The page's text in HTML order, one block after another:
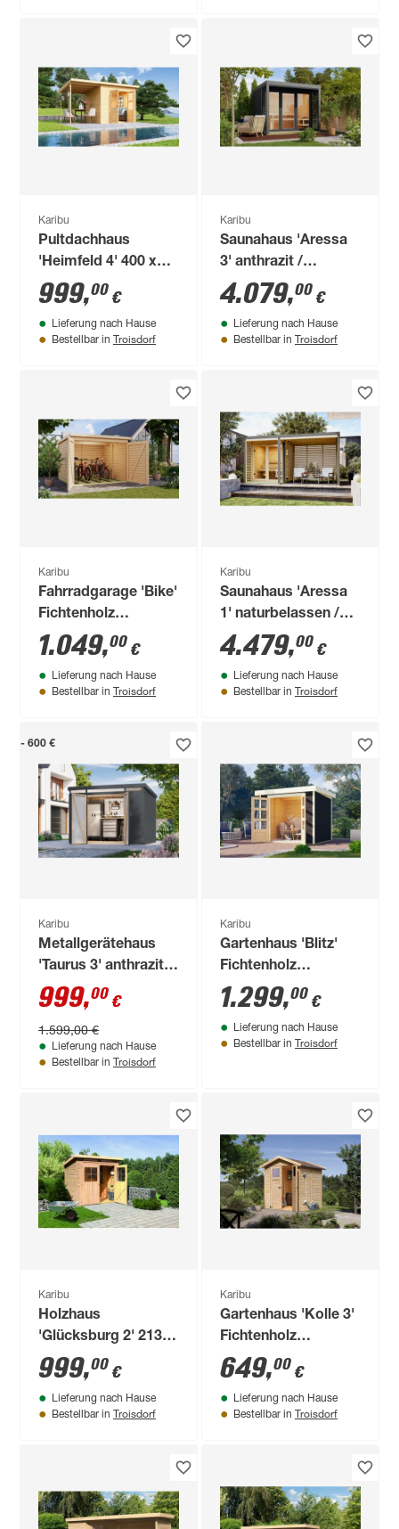
Karibu
Pultdachhaus
'Heimfeld 4' 400 x
214 x 219 cm
naturfarben
999,00 €
Lieferung nach Hause
Bestellbar in Troisdorf
Karibu
Saunahaus 'Aressa
3' anthrazit /
graualuminium 276 x
231,5 x 276 cm
4.079,00 €
Lieferung nach Hause
Bestellbar in Troisdorf
Karibu
Fahrradgarage 'Bike'
Fichtenholz
naturbelassen 212,5
x 167 x 216,5 cm
1.049,00 €
Lieferung nach Hause
Bestellbar in Troisdorf
Karibu
Saunahaus 'Aressa
1' naturbelassen /
graualuminium mit
Anbaudach 452 x
231,5 x 276 cm
4.479,00 €
Lieferung nach Hause
Bestellbar in Troisdorf
- 600 €
Karibu
Metallgerätehaus
'Taurus 3' anthrazit
290 x 213 x 209 cm
999,00 €
1.599,00 €
Lieferung nach Hause
Bestellbar in Troisdorf
Karibu
Gartenhaus 'Blitz'
Fichtenholz
terragrau 242 x 211
x 217 cm
1.299,00 €
Lieferung nach Hause
Bestellbar in Troisdorf
Karibu
Holzhaus
'Glücksburg 2' 213 x
217 x 220 cm
naturfarben
999,00 €
Lieferung nach Hause
Bestellbar in Troisdorf
Karibu
Gartenhaus 'Kolle 3'
Fichtenholz
naturbelassen 180 x
184 x 222 cm
649,00 €
Lieferung nach Hause
Bestellbar in Troisdorf